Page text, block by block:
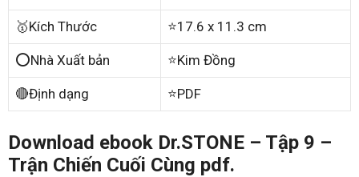
🥇Kích Thước ⭐17.6 x 11.3 cm
⭕Nhà Xuất bản ⭐Kim Đồng
🔴Định dạng ⭐PDF
Download ebook Dr.STONE – Tập 9 –
Trận Chiến Cuối Cùng pdf.